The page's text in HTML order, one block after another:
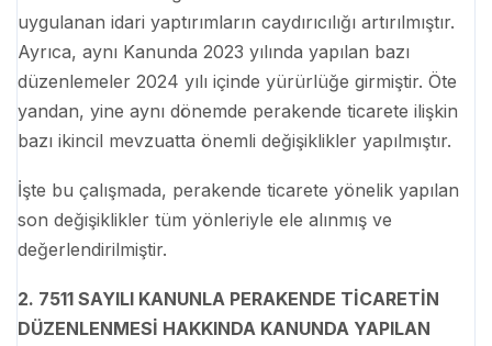
uygulanan idari yaptırımların caydırıcılığı artırılmıştır.
Ayrıca, aynı Kanunda 2023 yılında yapılan bazı
düzenlemeler 2024 yılı içinde yürürlüğe girmiştir. Öte
yandan, yine aynı dönemde perakende ticarete ilişkin
bazı ikincil mevzuatta önemli değişiklikler yapılmıştır.
İşte bu çalışmada, perakende ticarete yönelik yapılan
son değişiklikler tüm yönleriyle ele alınmış ve
değerlendirilmiştir.
2. 7511 SAYILI KANUNLA PERAKENDE TİCARETİN
DÜZENLENMESİ HAKKINDA KANUNDA YAPILAN